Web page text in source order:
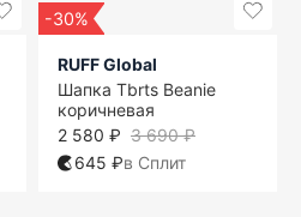
-30%
RUFF Global
Шапка Tbrts Beanie
коричневая
3 690 ₽
2 580 ₽
645 ₽в Сплит